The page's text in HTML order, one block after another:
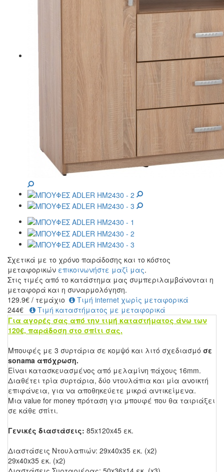
Σχετικά με το χρόνο παράδοσης και το κόστος
μεταφορικών επικοινωνήστε μαζί μας.
Στις τιμές από το κατάστημα μας συμπεριλαμβάνονται η
μεταφορά και η συναρμολόγηση.
129.9€ / τεμάχιο
Τιμή internet χωρίς μεταφορικά
244€
Τιμή καταστήματος με μεταφορικά
Για αγορές σας από την τιμή καταστήματος άνω των
120€, παράδοση στο σπίτι σας.
Μπουφές με 3 συρτάρια σε κομψό και λιτό σχεδιασμό σε
sonama απόχρωση.
Είναι κατασκευασμένος από μελαμίνη πάχους 16mm.
Διαθέτει τρία συρτάρια, δύο ντουλάπια και μία ανοικτή
επιφάνεια, για να αποθηκεύετε μικρά αντικείμενα.
Μια value for money πρόταση για μπουφέ που θα ταιριάξει
σε κάθε σπίτι.
Γενικές διαστάσεις: 85x120x45 εκ.
Διαστάσεις Ντουλαπιών: 29x40x35 εκ. (x2)
29x40x35 εκ. (x2)